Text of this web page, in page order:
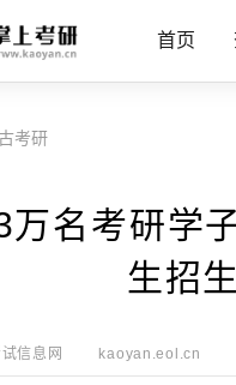
首页
考研
万名考研学
生招
信息网 kaoyan.eol.cn